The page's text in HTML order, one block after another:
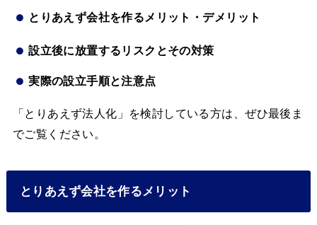
とりあえず会社を作るメリット・デメリット
設立後に放置するリスクとその対策
実際の設立手順と注意点
「とりあえず法人化」を検討している方は、ぜひ最後ま
でご覧ください。
とりあえず会社を作るメリット